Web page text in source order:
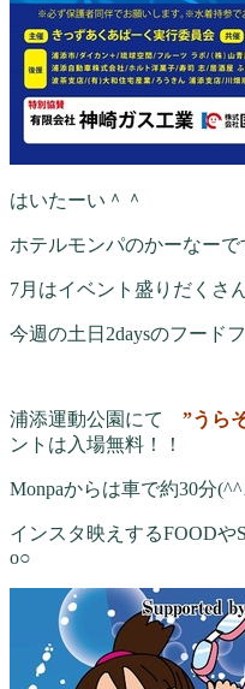
はいたーい＾＾
ホテルモンパのかーなーで
7月はイベント盛りだくさ
今週の土日2daysのフード
浦添運動公園にて ”うら
ントは入場無料！！
Monpaからは車で約30分
インスタ映えするFOODや
o○